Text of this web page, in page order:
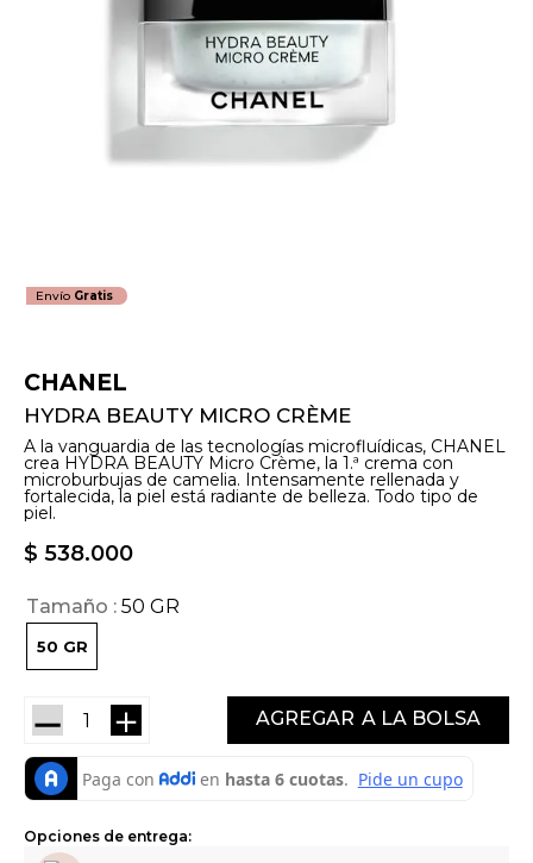
Envío Gratis
CHANEL
HYDRA BEAUTY MICRO CRÈME
A la vanguardia de las tecnologías microfluídicas, CHANEL
crea HYDRA BEAUTY Micro Crème, la 1.ª crema con
microburbujas de camelia. Intensamente rellenada y
fortalecida, la piel está radiante de belleza. Todo tipo de
piel.
$ 538.000
Tamaño 50 GR
50 GR
＋
－ AGREGAR
Opciones de entrega: